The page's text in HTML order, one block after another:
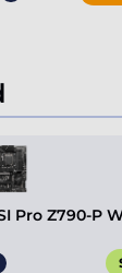
Pro Z790-P